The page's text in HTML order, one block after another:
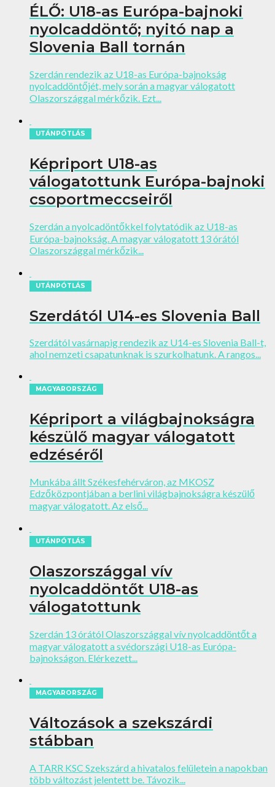
ÉLŐ: U18-as Európa-bajnoki
nyolcaddöntő; nyitó nap a
Slovenia Ball tornán
Szerdán rendezik az U18-as Európa-bajnokság
nyolcaddöntőjét, mely során a magyar válogatott
Olaszországgal mérkőzik. Ezt...
UTÁNPÓTLÁS
Képriport U18-as
válogatottunk Európa-bajnoki
csoportmeccseiről
Szerdán a nyolcadöntőkkel folytatódik az U18-as
Európa-bajnokság. A magyar válogatott 13 órától
Olaszországgal mérkőzik...
UTÁNPÓTLÁS
Szerdától U14-es Slovenia Ball
Szerdától vasárnapig rendezik az U14-es Slovenia Ball-t,
ahol nemzeti csapatunknak is szurkolhatunk. A rangos...
MAGYARORSZÁG
Képriport a világbajnokságra
készülő magyar válogatott
edzéséről
Munkába állt Székesfehérváron, az MKOSZ
Edzőközpontjában a berlini világbajnokságra készülő
magyar válogatott. Az első...
UTÁNPÓTLÁS
Olaszországgal vív
nyolcaddöntőt U18-as
válogatottunk
Szerdán 13 órától Olaszországgal vív nyolcaddöntőt a
magyar válogatott a svédországi U18-as Európa-
bajnokságon. Elérkezett...
MAGYARORSZÁG
Változások a szekszárdi
stábban
A TARR KSC Szekszárd a hivatalos felületein a napokban
több változást jelentett be. Távozik...